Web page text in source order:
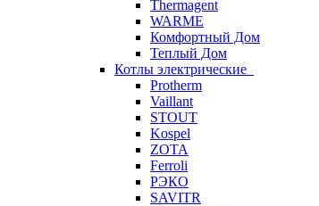
Thermagent
WARME
Комфортный Дом
Теплый Дом
Котлы электрические
Protherm
Vaillant
STOUT
Kospel
ZOTA
Ferroli
РЭКО
SAVITR